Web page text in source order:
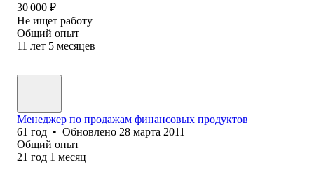
30 000 ₽
Не ищет работу
Общий опыт
11 лет 5 месяцев
Менеджер по продажам финансовых продуктов
61 год • Обновлено 28 марта 2011
Общий опыт
21 год 1 месяц